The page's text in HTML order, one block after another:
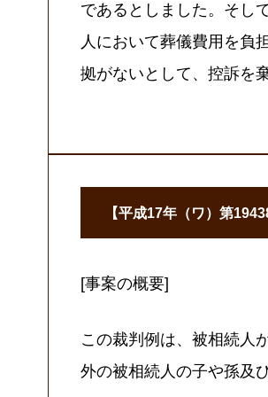
であるとしました。そし
人において葬儀費用を負
拠がないとして、控訴を
【平成17年（ワ）第
[事案の概要]
この裁判例は、被相続人
外の被相続人の子や孫及